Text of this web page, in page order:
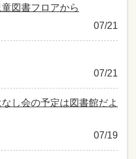
図書フロアから
07/21
07/21
し会の予定は図書館だよ
07/19